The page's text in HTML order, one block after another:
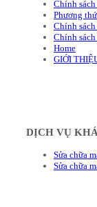
Chính
Phương
Chính
Chính
Home
GIỚI
DỊCH VỤ
Sửa chữa
Sửa chữa